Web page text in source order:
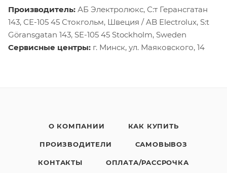
Производитель: АБ Электролюкс, С:т Герансгатан
143, СЕ-105 45 Стокгольм, Швеция / AB Electrolux, S:t
Göransgatan 143, SE-105 45 Stockholm, Sweden
Сервисные центры: г. Минск, ул. Маяковского, 14
О КОМПАНИИ КАК КУПИТЬ
ПРОИЗВОДИТЕЛИ САМОВЫВОЗ
КОНТАКТЫ ОПЛАТА/РАССРОЧКА